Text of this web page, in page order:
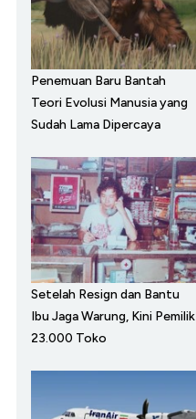
Penemuan Baru Bantah
Teori Evolusi Manusia yang
Sudah Lama Dipercaya
Setelah Resign dan Bantu
Ibu Jaga Warung, Kini Pemilik
23.000 Toko